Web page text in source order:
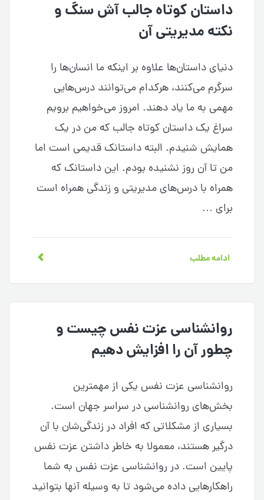
داستان کوتاه جالب آش سنگ و
نکته مدیریتی آن
دنیای داستان‌ها علاوه بر اینکه ما انسان‌ها را
سرگرم می‌کنند، هرکدام می‌توانند درس‌هایی
مهمی به ما یاد دهند. امروز می‌خواهیم برویم
سراغ یک داستان کوتاه جالب که من در یک
همایش شنیدم. البته داستانک قدیمی است اما
من تا آن روز نشنیده بودم. این داستانک که
همراه با درس‌های مدیریتی و زندگی همراه است
برای …
ادامه مطلب
روانشناسی عزت نفس چیست و
چطور آن را افزایش دهیم
روانشناسی عزت نفس یکی از مهمترین
بخش‌های روانشناسی در سراسر جهان است.
بسیاری از مشکلاتی که افراد در زندگی‌شان با آن
درگیر هستند، معمولا به خاطر داشتن عزت نفس
پایین است. در روانشناسی عزت نفس به شما
راهکارهایی داده می‌شود تا به وسیله آنها بتوانید